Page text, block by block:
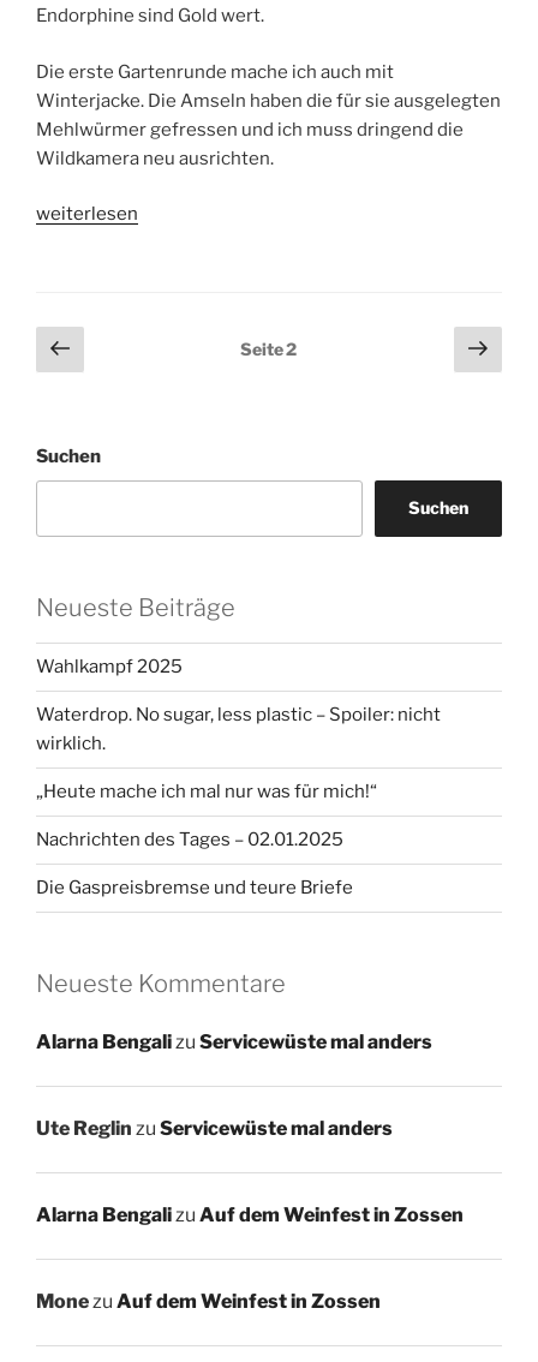
Endorphine sind Gold wert.
Die erste Gartenrunde mache ich auch mit
Winterjacke. Die Amseln haben die für sie ausgelegten
Mehlwürmer gefressen und ich muss dringend die
Wildkamera neu ausrichten.
„Corona
weiterlesen
Seitennummerierung
der
Vorherige
Seite
Seite2
Suchen
Suchen
Neueste Beiträge
Wahlkampf 2025
Waterdrop. No sugar, less plastic – Spoiler: nicht
wirklich.
„Heute mache ich mal nur was für mich!“
Nachrichten des Tages – 02.01.2025
Die Gaspreisbremse und teure Briefe
Neueste Kommentare
Alarna Bengalizu Servicewüste mal anders
Ute Reglin zu Servicewüste mal anders
Alarna Bengalizu Auf dem Weinfest in Zossen
Monezu Auf dem Weinfest in Zossen